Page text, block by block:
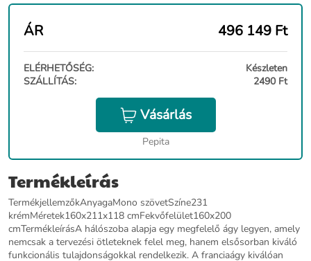
ÁR 496 149 Ft
ELÉRHETŐSÉG:
Készleten
SZÁLLÍTÁS:
2490 Ft
Vásárlás
Pepita
Termékleírás
TermékjellemzőkAnyagaMono szövetSzíne231
krémMéretek160x211x118 cmFekvőfelület160x200
cmTermékleírásA hálószoba alapja egy megfelelő ágy legyen, amely
nemcsak a tervezési ötleteknek felel meg, hanem elsősorban kiváló
funkcionális tulajdonságokkal rendelkezik. A franciaágy kiválóan